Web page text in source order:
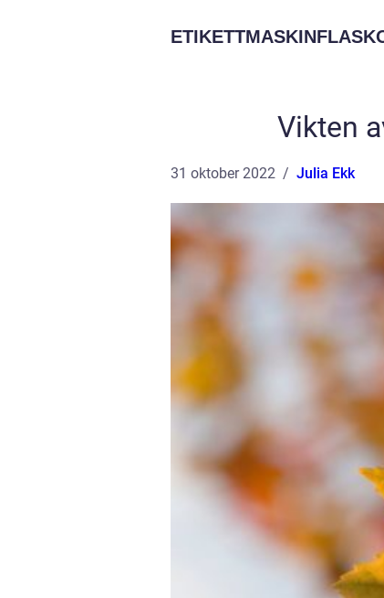
Vikten
31 oktober 2022 Julia Ekk